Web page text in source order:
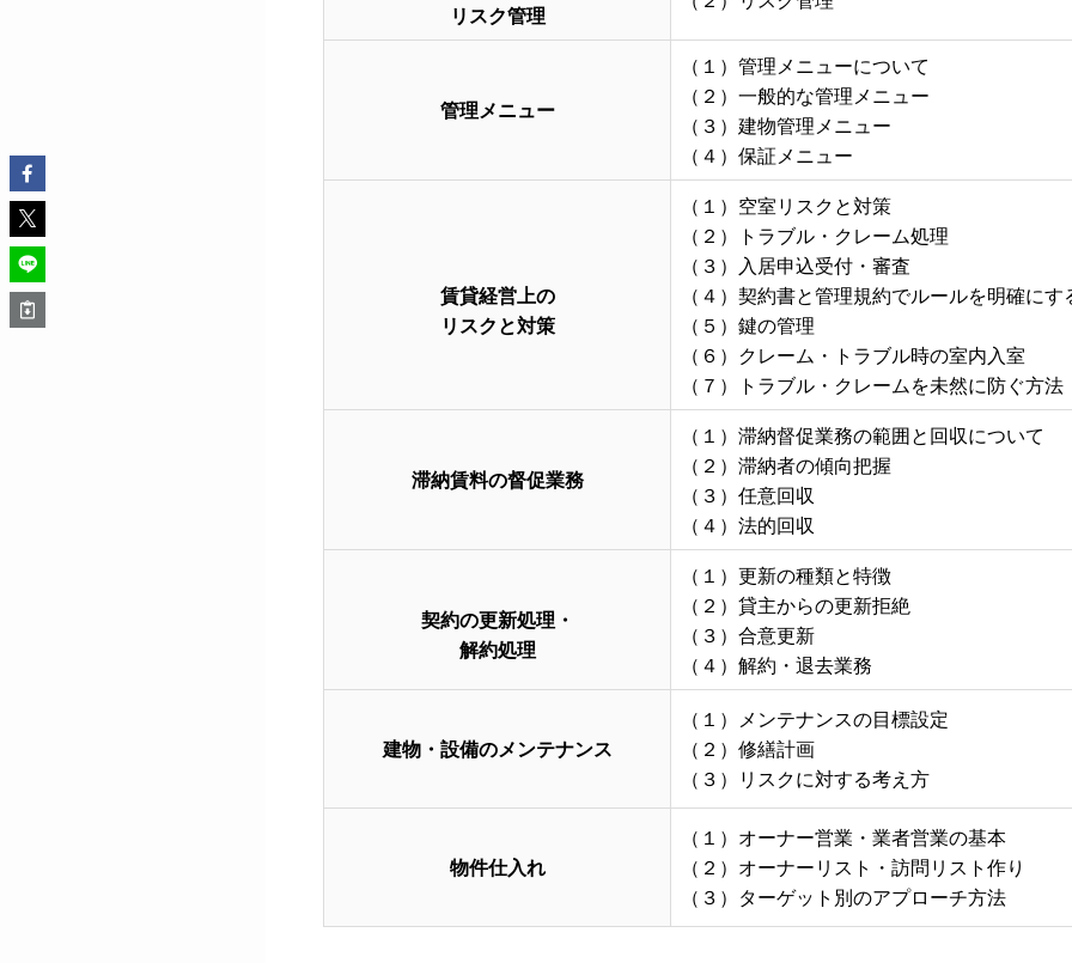
リスク管理
管理メニュー
（１）管理メニューについて
（２）一般的な管理メニュー
（３）建物管理メニュー
（４）保証メニュー
賃貸経営上の
リスクと対策
（１）空室リスクと対策
（２）トラブル・クレーム処理
（３）入居申込受付・審査
（４）契約書と管理規約でルールを明確にす
（５）鍵の管理
（６）クレーム・トラブル時の室内入室
（７）トラブル・クレームを未然に防ぐ方法
滞納賃料の督促業務
（１）滞納督促業務の範囲と回収について
（２）滞納者の傾向把握
（３）任意回収
（４）法的回収
契約の更新処理 ・
解約処理
（１）更新の種類と特徴
（２）貸主からの更新拒絶
（３）合意更新
（４）解約・退去業務
建物・設備のメンテナンス
（１）メンテナンスの目標設定
（２）修繕計画
（３）リスクに対する考え方
物件仕入れ
（１）オーナー営業・業者営業の基本
（２）オーナーリスト・訪問リスト作り
（３）ターゲット別のアプローチ方法